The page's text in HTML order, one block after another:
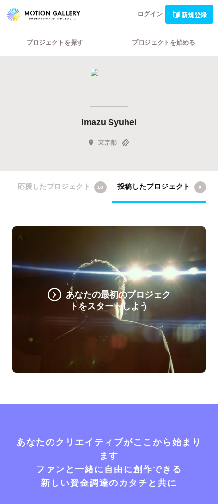
ログイン 新規登録
プロジェクトを探す プロジェクトを始める
Imazu Syuhei
東京都
応援したプロジェクト 10 投稿したプロジェクト 0
あなたの最初のプロジェク
トをスタートしよう
あなたのクリエイティブがここから始まり
ます
ファンと一緒に自由に創作できる
新しい資金調達のカタチと共に